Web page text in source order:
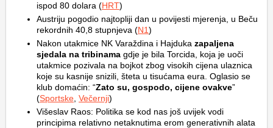
ispod 80 dolara (HRT)
Austriju pogodio najtopliji dan u povijesti mjerenja, u Beču
rekordnih 40,8 stupnjeva (N1)
Nakon utakmice NK Varaždina i Hajduka zapaljena
sjedala na tribinama gdje je bila Torcida, koja je uoči
utakmice pozivala na bojkot zbog visokih cijena ulaznica
koje su kasnije snizili, šteta u tisućama eura. Oglasio se
klub domaćin: “Zato su, gospodo, cijene ovakve”
(Sportske Večernji)
Višeslav Raos: Politika se kod nas još uvijek vodi
principima relativno netaknutima erom generativnih alata